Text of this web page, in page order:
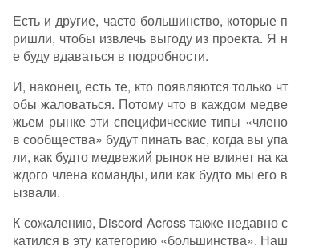
Есть и другие, часто большинство, которые п
ришли, чтобы извлечь выгоду из проекта. Я н
е буду вдаваться в подробности.
И, наконец, есть те, кто появляются только чт
обы жаловаться. Потому что в каждом медве
жьем рынке эти специфические типы «члено
в сообщества» будут пинать вас, когда вы упа
ли, как будто медвежий рынок не влияет на ка
ждого члена команды, или как будто мы его в
ызвали.
К сожалению, Discord Across также недавно с
катился в эту категорию «большинства». Наш